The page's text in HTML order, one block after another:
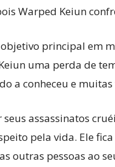
Warped Keiun
principal em
uma perda de
a conheceu e
assassinatos
pela vida. Ele
outras pessoas ao